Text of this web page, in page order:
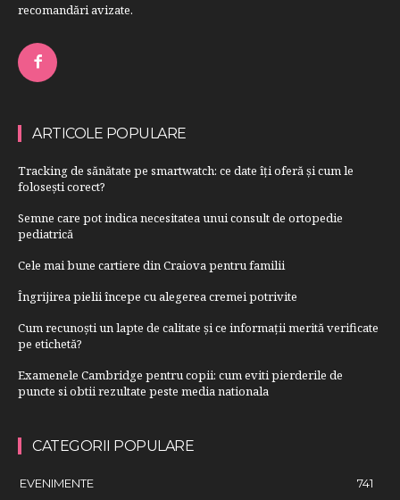
recomandări avizate.
ARTICOLE POPULARE
Tracking de sănătate pe smartwatch: ce date îți oferă și cum le
folosești corect?
Semne care pot indica necesitatea unui consult de ortopedie
pediatrică
Cele mai bune cartiere din Craiova pentru familii
Îngrijirea pielii începe cu alegerea cremei potrivite
Cum recunoști un lapte de calitate și ce informații merită verificate
pe etichetă?
Examenele Cambridge pentru copii: cum eviti pierderile de
puncte si obtii rezultate peste media nationala
CATEGORII POPULARE
EVENIMENTE
741